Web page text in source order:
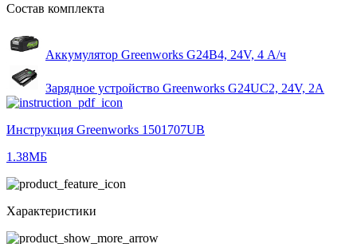
Состав комплекта
Аккумулятор Greenworks G24B4, 24V, 4 А/ч
Зарядное устройство Greenworks G24UC2, 24V, 2А
Инструкция Greenworks 1501707UB
1.38МБ
Характеристики